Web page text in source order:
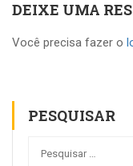
DEIXE UMA
Você precisa fazer o
PESQUISAR